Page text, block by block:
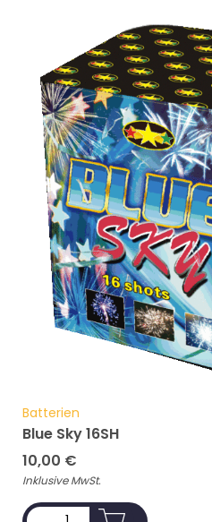
Batterien
Blue Sky 16SH
10,00 €
Inklusive MwSt.